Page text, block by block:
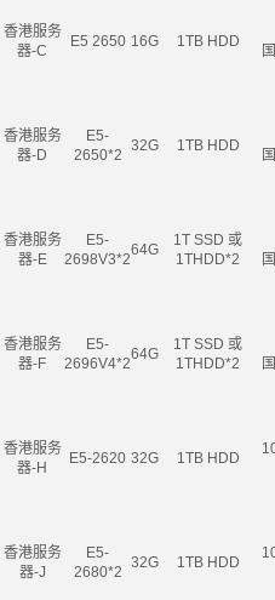
香港服务
器-C
E5 2650 16G 1TB HDD
香港服务
器-D
E5-
2650*2
32G 1TB HDD
香港服务
器-E
E5-
2698V3*2
64G
1T SSD 或
1THDD*2
香港服务
器-F
E5-
2696V4*2
64G
1T SSD 或
1THDD*2
香港服务
器-H
E5-2620 32G 1TB HDD
香港服务
器-J
E5-
2680*2
32G 1TB HDD